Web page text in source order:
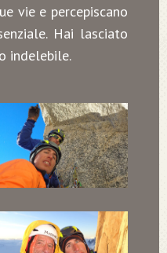
vie e percepiscano
Hai lasciato
indelebile.